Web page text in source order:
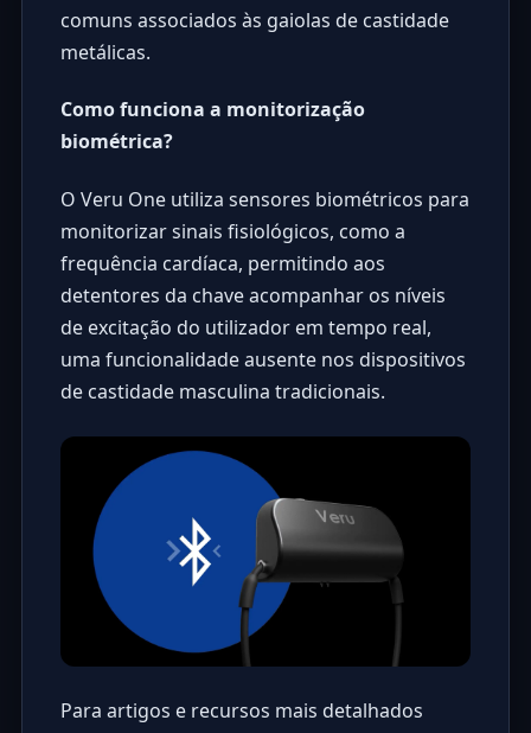
comuns associados às gaiolas de castidade
metálicas.
Como funciona a monitorização
biométrica?
O Veru One utiliza sensores biométricos para
monitorizar sinais fisiológicos, como a
frequência cardíaca, permitindo aos
detentores da chave acompanhar os níveis
de excitação do utilizador em tempo real,
uma funcionalidade ausente nos dispositivos
de castidade masculina tradicionais.
Para artigos e recursos mais detalhados